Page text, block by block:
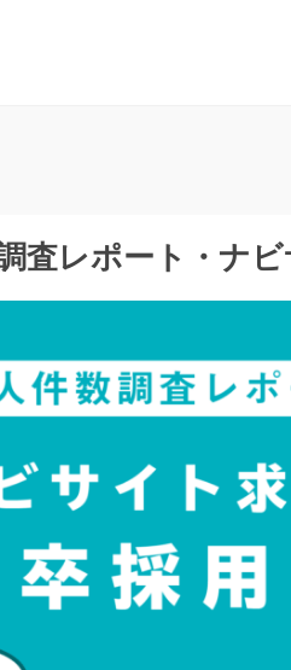
らすメディア
査レポート・ナ